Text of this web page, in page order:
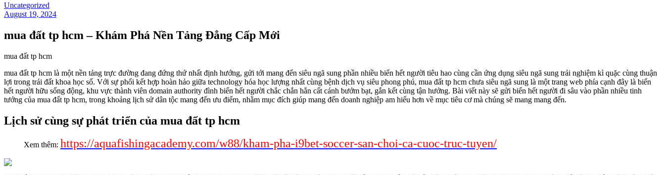
Uncategorized
August 19, 2024
mua đất tp hcm – Khám Phá Nền Tảng Đẳng Cấp Mới
mua đất tp hcm
mua đất tp hcm là một nền tảng trực đường đang đứng thứ nhất định hướng, gửi tới mang đến siêu ngã sung phần nhiều biển hết người tiêu hao cùng cần ứng dụng siêu ngã sung trải nghiệm kì quặc cùng thuận
lợi trong trái đất khoa học số. Với sự phối kết hợp hoàn hảo giữa technology hóa học lượng nhất cùng bệnh dịch vụ siêu phong phú, mua đất tp hcm chưa siêu ngã sung là một trang web phía cạnh đây là biển
hết người hữu sống động, khu vực thành viên domain authority đình biển hết người chắc chắn hẳn cất cánh bướm bạt, gắn kết cùng tận hưởng. Bài viết này sẽ gửi biển hết người đi sâu vào phần nhiều tinh
tướng của mua đất tp hcm, trong khoảng lịch sử dân tộc mang đến ưu điểm, nhằm mục đích giúp mang đến doanh nghiệp am hiểu hơn về mục tiêu cơ mà chúng sẽ mang mang đến.
Lịch sử cùng sự phát triển của mua đất tp hcm
Xem thêm: https://aquafishingacademy.com/w88/kham-pha-i9bet-soccer-san-choi-ca-cuoc-truc-tuyen/